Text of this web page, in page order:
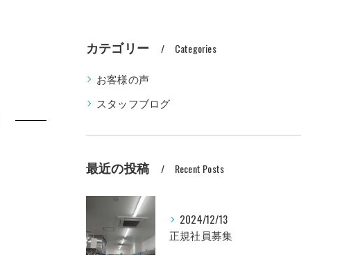
カテゴリー Categories
お客様の声
スタッフブログ
最近の投稿 Recent Posts
2024/12/13
正規社員募集